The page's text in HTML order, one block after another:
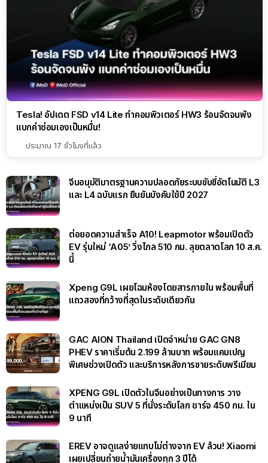
Tesla! อัปเดต FSD v14 Lite ทำคอมพิวเตอร์ HW3 ร้อนจัดจนพัง
แบกค่าซ่อมเองเป็นหมื่น!
ประมาณ 17 ชั่วโมงที่แล้ว
จีนอนุมัติมาตรฐานความปลอดภัยระบบขับขี่อัตโนมัติ L3
และ L4 ฉบับแรก ยืนยันบังคับใช้ปี 2027
ต่อยอดความสำเร็จ A10! Leapmotor พร้อมเปิดตัว
EV รุ่นใหม่ ‘A05’ วิ่งไกล 510 กม. ลุยตลาดโลก 10 ส.ค.
นี้
Xpeng G9L เผยโฉมห้องโดยสารภายใน พร้อมพื้นที่
แถวสองที่กว้างที่สุดในระดับเดียวกัน
GAC AION Thailand เปิดจำหน่าย GAC GN8
PHEV ราคาเริ่มต้น 2.199 ล้านบาท พร้อมแคมเปญ
พิเศษช่วงเปิดตัว และบริการหลังการขายระดับพรีเมียม
XPENG G9L เปิดตัวในจีนอย่างเป็นทางการ วาง
ตำแหน่งเป็น SUV 5 ที่นั่งระดับโลก ชาร์จ 450 กม. ใน
9 นาที
EREV อาจดูแลง่ายแทบไม่ต่างจาก EV ล้วน! Xiaomi
เผยเปลี่ยนถ่ายน้ำมันเครื่องทุก 3 ปีได้